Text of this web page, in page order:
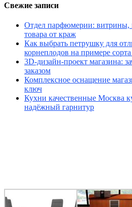
Свежие записи
Отдел парфюмерии: витрины,
товара от краж
Как выбрать петрушку для
корнеплодов на примере сорта
3D-дизайн-проект магазина:
заказом
Комплексное оснащение
ключ
Кухни качественные Москва
надёжный гарнитур